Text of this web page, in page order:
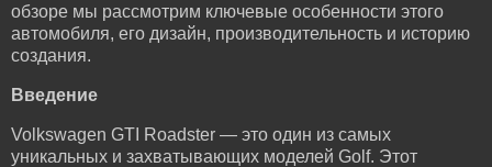
обзоре мы рассмотрим ключевые особенности этого
автомобиля, его дизайн, производительность и историю
создания.
Введение
Volkswagen GTI Roadster — это один из самых
уникальных и захватывающих моделей Golf. Этот